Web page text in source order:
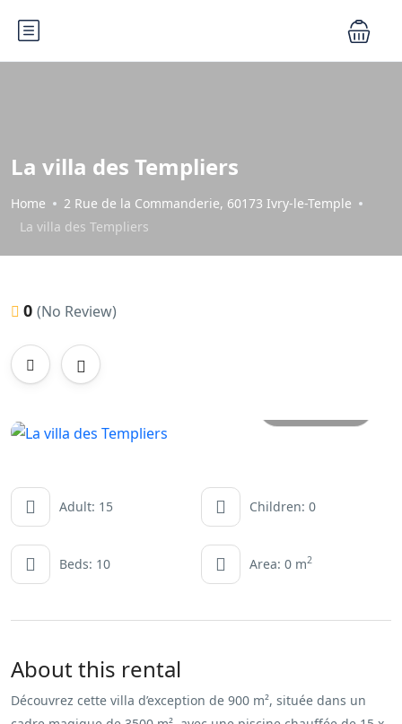
La villa des Templiers
Home
2 Rue de la Commanderie, 60173 Ivry-le-Temple
La villa des Templiers
0 (No Review)
Adult: 15 Children: 0
Beds: 10 Area: 0 m2
About this rental
Découvrez cette villa d’exception de 900 m², située dans un